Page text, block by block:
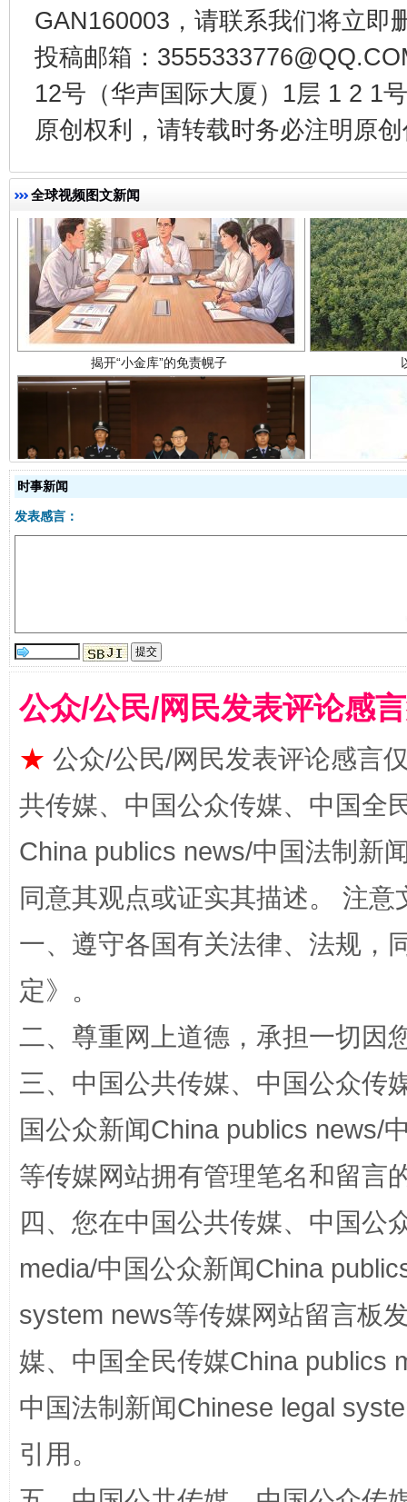
GAN160003，请联系我们将立即
投稿邮箱：
12号（华声国际大厦）1层 1 2 1
原创权利，请转载时务必注明原
全球视频图文新闻
揭开“小金库”的免责幌子
受贿1.44亿！段成刚被判无期 从幼
全民健身五年计划来了！等你上场
阿坝州三大球赛在茂县开幕 规模
时事新闻
发表感言：
公众/公民/网民发表评论感
★ 公众/公民/网民发表评论感言
共传媒、中国公众传媒、中国全
China publics news/中国法制新
同意其观点或证实其描述。 注
一、遵守各国有关法律、法规，
定》。
二、尊重网上道德，承担一切因
三、中国公共传媒、中国公众传
国公众新闻China publics news/
等传媒网站拥有管理笔名和留言
四、您在中国公共传媒、中国公
media/中国公众新闻China
system news等传媒网站留言板
媒、中国全民传媒China publics
中国法制新闻Chinese legal
引用。